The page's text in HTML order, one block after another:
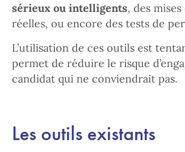
sérieux ou intelligents, des
réelles, ou encore des tests de
L’utilisation de ces outils est
permet de réduire le risque
candidat qui ne conviendrait pas.
Les outils existants